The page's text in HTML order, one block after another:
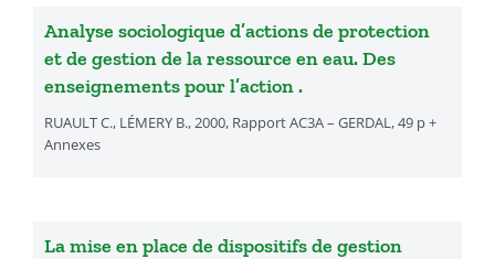
Analyse sociologique d’actions de protection
et de gestion de la ressource en eau. Des
enseignements pour l’action .
RUAULT C., LÉMERY B., 2000, Rapport AC3A – GERDAL, 49 p +
Annexes
La mise en place de dispositifs de gestion